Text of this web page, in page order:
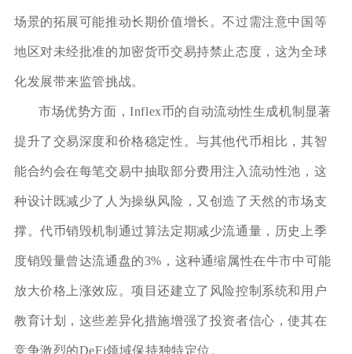
场景的拓展可能推动长期价值增长。不过需注意中国等
地区对未经批准的加密货币交易持禁止态度，这为全球
化发展带来监管挑战。
市场优势方面，Inflex币的自动流动性生成机制显著
提升了交易深度和价格稳定性。与其他代币相比，其智
能合约会在每笔交易中抽取部分费用注入流动性池，这
种设计既减少了人为操纵风险，又创造了天然的市场支
撑。代币销毁机制通过算法定期减少流通量，历史上季
度销毁量曾达流通盘的3%，这种通缩属性在牛市中可能
放大价格上涨效应。项目还建立了风险控制系统和用户
教育计划，这些差异化措施增强了投资者信心，使其在
竞争激烈的DeFi领域保持独特定位。